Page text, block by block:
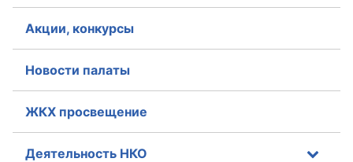
Акции, конкурсы
Новости палаты
ЖКХ просвещение
Деятельность НКО